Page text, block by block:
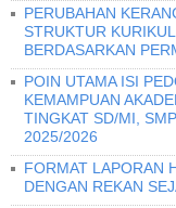
PERUBAHAN
STRUKTUR
BERDASARKAN
POIN UTAMA ISI
KEMAMPUAN
TINGKAT SD/MI,
2025/2026
FORMAT LAPORAN
DENGAN REKAN